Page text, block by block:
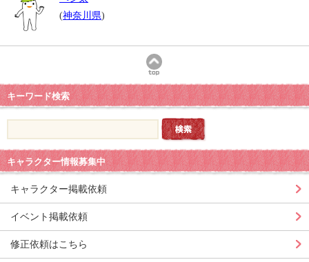
(神奈川県)
キーワード検索
キャラクター情報募集中
キャラクター掲載依頼
イベント掲載依頼
修正依頼はこちら